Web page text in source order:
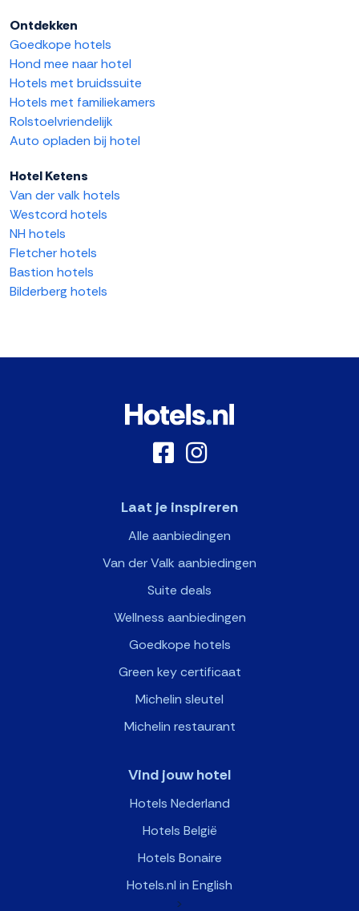
Ontdekken
Goedkope hotels
Hond mee naar hotel
Hotels met bruidssuite
Hotels met familiekamers
Rolstoelvriendelijk
Auto opladen bij hotel
Hotel Ketens
Van der valk hotels
Westcord hotels
NH hotels
Fletcher hotels
Bastion hotels
Bilderberg hotels
Laat je inspireren
Alle aanbiedingen
Van der Valk aanbiedingen
Suite deals
Wellness aanbiedingen
Goedkope hotels
Green key certificaat
Michelin sleutel
Michelin restaurant
Vind jouw hotel
Hotels Nederland
Hotels België
Hotels Bonaire
Hotels.nl in English
>